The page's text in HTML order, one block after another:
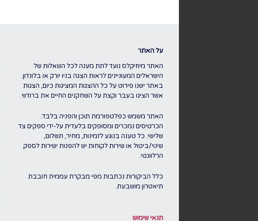
על האתר
האתר מיוזיקלס נועד לתת מענה לכל השאלות של
הישראלים המעוניינים לראות הצגה בניו יורק או בלונדון.
באתר ישנו פירוט על כל ההצגות המציגות כיום, הצגות
אשר הציגו בעבר וקצת על השחקנים החיים את ברודווי.
האתר משמש כפלטפורמת תוכן והפניה בלבד.
הכרטיסים נמכרים ומסופקים בלעדית על-ידי ספקים צד
שלישי. כל טענה בנוגע לזמינות, מחיר, תשלום,
שינוי/ביטול או שירות לקוחות יש להפנות ישירות לספק
הרלוונטי.
כלל הביקורות נכתבות מפי מבקרת עממית חובבת
תיאטרון מושבעת.
תנאי שימוש